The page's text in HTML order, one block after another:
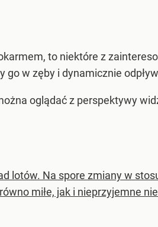
to niektóre z
go w zęby i dynamicznie
oglądać z perspektywy
lotów. Na spore zmiany w
miłe, jak i nieprzyjemne